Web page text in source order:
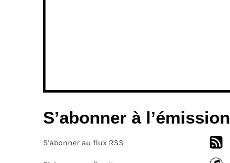
S’abonner à l’émission
S’abonner au flux RSS